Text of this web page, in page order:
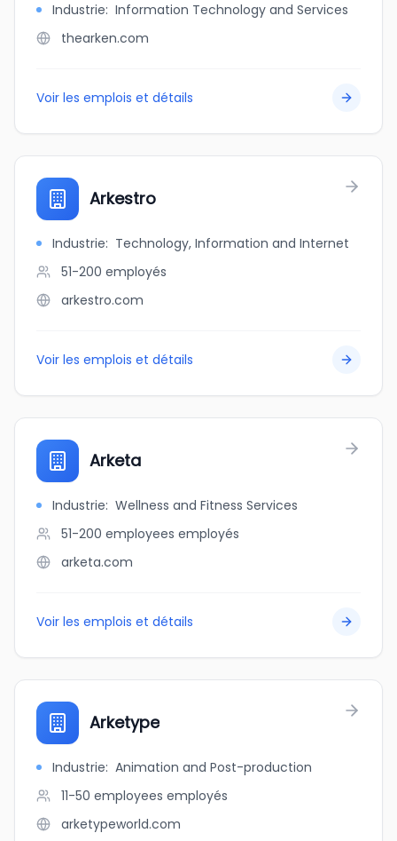
Industrie: Information Technology and Services
thearken.com
Voir les emplois et détails
Arkestro
Industrie: Technology, Information and Internet
51-200 employés
arkestro.com
Voir les emplois et détails
Arketa
Industrie: Wellness and Fitness Services
51-200 employees employés
arketa.com
Voir les emplois et détails
Arketype
Industrie: Animation and Post-production
11-50 employees employés
arketypeworld.com